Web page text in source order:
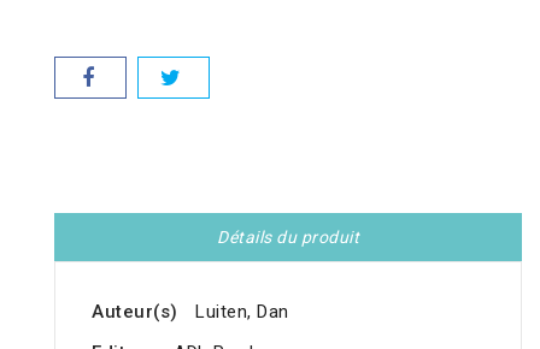
Détails du produit
Auteur(s)
Luiten, Dan